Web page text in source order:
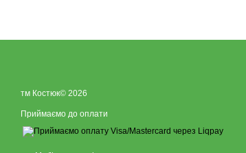
тм Костюк© 2026
Приймаємо до оплати